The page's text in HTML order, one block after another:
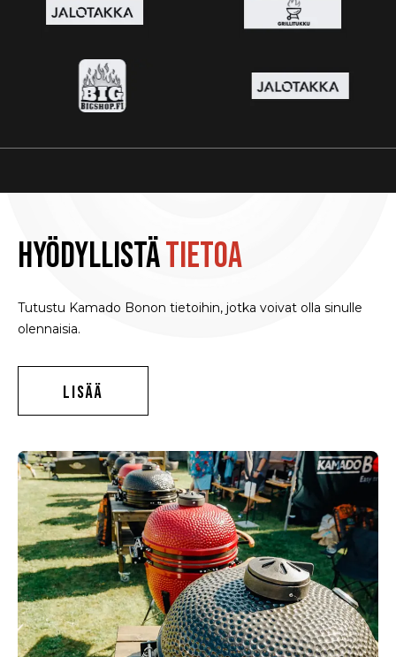
Hyödyllistätietoa
Tutustu Kamado Bonon tietoihin, jotka voivat olla sinulle
olennaisia.
LISÄÄ